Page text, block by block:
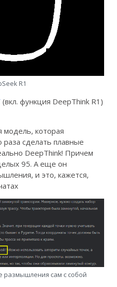
R1
(вкл. функция DeepThink R1)
модель, которая
раза сделать плавные
DeepThink! Причем
95. А еще он
и это, кажется,
размышления сам с собой